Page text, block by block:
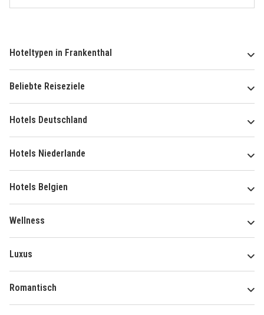
Hoteltypen in Frankenthal
Beliebte Reiseziele
Hotels Deutschland
Hotels Niederlande
Hotels Belgien
Wellness
Luxus
Romantisch